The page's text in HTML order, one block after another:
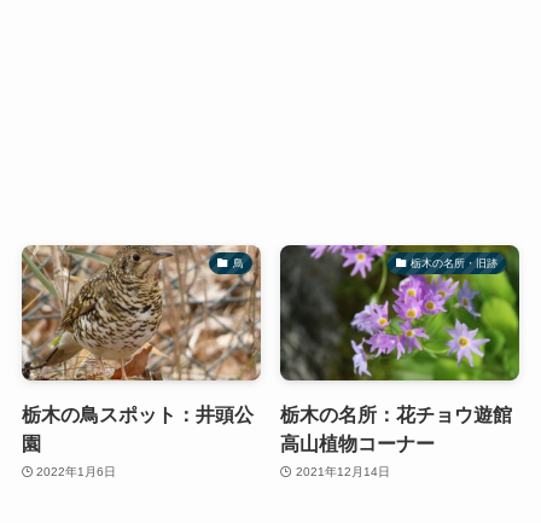
鳥
栃木の鳥スポット：井頭公
園
2022年1月6日
栃木の名所・旧跡
栃木の名所：花チョウ遊館
高山植物コーナー
2021年12月14日